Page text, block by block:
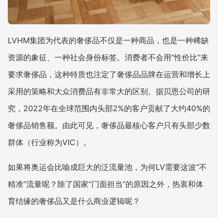
LVHM集团为代表的奢侈品不仅是一种商品，也是一种稀缺
资源的象征、一种社会身份标签。消费者不会用“性价比“来
要求奢侈品，这种特质也注定了奢侈品品牌在运营和增长上
采用的策略和大众消费品有非常大的区别。据贝恩公司的研
究，2022年在全球范围内头部2%的客户贡献了大约40%的
奢侈品销售额。由此可见，奢侈品最核心客户只有头部少数
群体（行业称为VIC）。
如果将奥运会比喻成巨大的泛流量池，为何LV需要这波“不
精准”流量呢？除了国家“门面担当”的原因之外，热衷和体
育结缘的奢侈品又是什么商业逻辑呢？